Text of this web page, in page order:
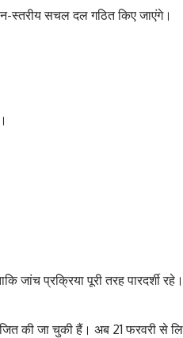
स्तरीय सचल दल गठित किए जाएंगे।
जांच प्रक्रिया पूरी तरह पारदर्शी रहे।
की जा चुकी हैं। अब 21 फरवरी से